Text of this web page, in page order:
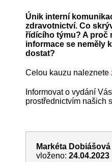
Únik interní
zdravotnictví. Co
řídícího týmu? A proč
informace se neměly
dostat?
Celou kauzu naleznete
Informovat o vydání
prostřednictvím našich
Markéta Dobiášová
vloženo: 24.04.2023